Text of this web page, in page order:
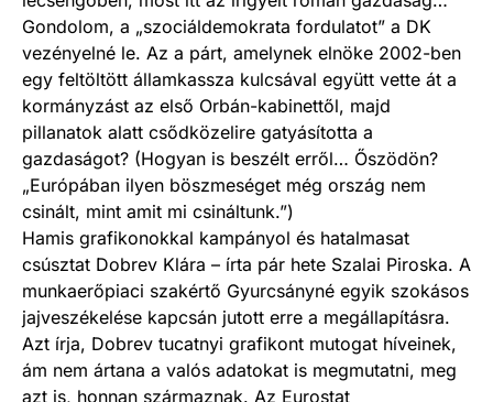
Gondolom, a „szociáldemokrata fordulatot” a DK
vezényelné le. Az a párt, amelynek elnöke 2002-ben
egy feltöltött államkassza kulcsával együtt vette át a
kormányzást az első Orbán-kabinettől, majd
pillanatok alatt csődközelire gatyásította a
gazdaságot? (Hogyan is beszélt erről… Őszödön?
„Európában ilyen böszmeséget még ország nem
csinált, mint amit mi csináltunk.”)
Hamis grafikonokkal kampányol és hatalmasat
csúsztat Dobrev Klára – írta pár hete Szalai Piroska. A
munkaerőpiaci szakértő Gyurcsányné egyik szokásos
jajveszékelése kapcsán jutott erre a megállapításra.
Azt írja, Dobrev tucatnyi grafikont mutogat híveinek,
ám nem ártana a valós adatokat is megmutatni, meg
azt is, honnan származnak. Az Eurostat